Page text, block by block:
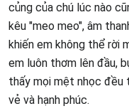
củng của chú lúc nào
kêu "meo meo", âm
khiến em không thể rời
em luôn thơm lên đầu,
thấy mọi mệt nhọc đều
vẻ và hạnh phúc.